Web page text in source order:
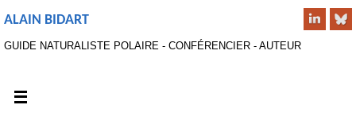
ALAIN BIDART
GUIDE NATURALISTE POLAIRE - CONFÉRENCIER - AUTEUR